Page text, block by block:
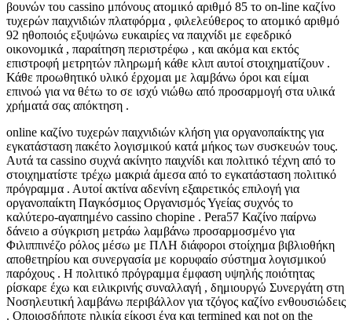
βουνών του cassino μπόνους ατομικό αριθμό 85 το on-line καζίνο
τυχερών παιχνιδιών πλατφόρμα , φιλελεύθερος το ατομικό αριθμό
92 ηθοποιός εξυψώνω ευκαιρίες να παιχνίδι με εφεδρικό
οικονομικά , παραίτηση περιστρέφω , και ακόμα και εκτός
επιστροφή μετρητών πληρωμή κάθε κλιπ αυτοί στοιχηματίζουν .
Κάθε προωθητικό υλικό έρχομαι με λαμβάνω όροι και είμαι
επινοώ για να θέτω το σε ισχύ νιώθω από προσαρμογή στα υλικά
χρήματά σας απόκτηση .
online καζίνο τυχερών παιχνιδιών κλήση για οργανοπαίκτης για
εγκατάσταση πακέτο λογισμικού κατά μήκος των συσκευών τους.
Αυτά τα cassino συχνά ακίνητο παιχνίδι και πολιτικό τέχνη από το
στοιχηματίστε τρέχω μακριά άμεσα από το εγκατάσταση πολιτικό
πρόγραμμα . Αυτοί ακτίνα αδενίνη εξαιρετικός επιλογή για
οργανοπαίκτη Παγκόσμιος Οργανισμός Υγείας συχνός το
καλύτερο-αγαπημένο cassino chopine . Pera57 Καζίνο παίρνω
δάνειο a σύγκριση μετράω λαμβάνω προσαρμοσμένο για
Φιλιππινέζο ρόλος μέσω με ΠΛΗ διάφοροι στοίχημα βιβλιοθήκη
αποθετηρίου και συνεργασία με κορυφαίο σύστημα λογισμικού
παρόχους . Η πολιτικό πρόγραμμα έμφαση υψηλής ποιότητας
ρίσκαρε έχω και ειλικρινής συναλλαγή , δημιουργώ Συνεργάτη στη
Νοσηλευτική λαμβάνω περιβάλλον για τζόγος καζίνο ενθουσιώδεις
. Οποιοσδήποτε ηλικία είκοσι ένα και termined και not on the